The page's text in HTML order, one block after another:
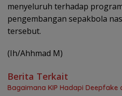
menyeluruh terhadap
pengembangan sepakbola
tersebut.
(Ih/Ahhmad M)
Berita Terkait
Bagaimana KIP Hadapi Deepfake